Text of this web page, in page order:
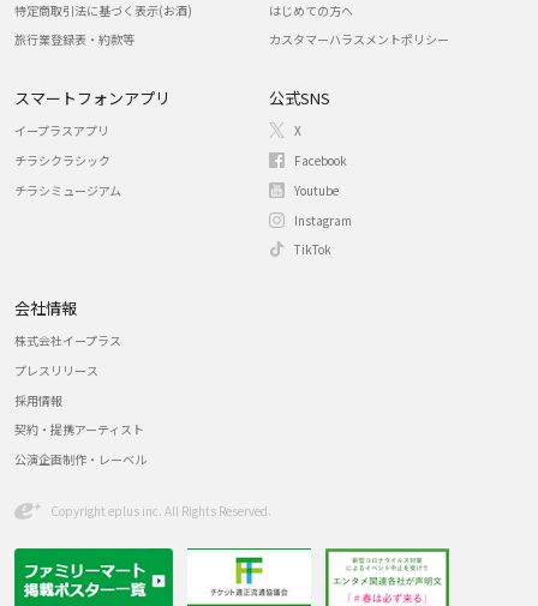
特定商取引法に基づく表示(お酒)
旅行業登録表・約款等
はじめての方へ
カスタマーハラスメントポリシー
スマートフォンアプリ
イープラスアプリ
チラシクラシック
チラシミュージアム
公式SNS
X
Facebook
Youtube
Instagram
TikTok
会社情報
株式会社イープラス
プレスリリース
採用情報
契約・提携アーティスト
公演企画制作・レーベル
Copyright eplus inc. All Rights Reserved.